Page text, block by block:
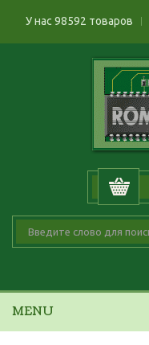
У нас 98592 товаров
MENU